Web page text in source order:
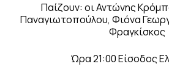
Παίζουν: οι Αντώνης
Παναγιωτοπούλου, Φιόνα
Φραγκίσκος
Ώρα 21:00 Είσοδος